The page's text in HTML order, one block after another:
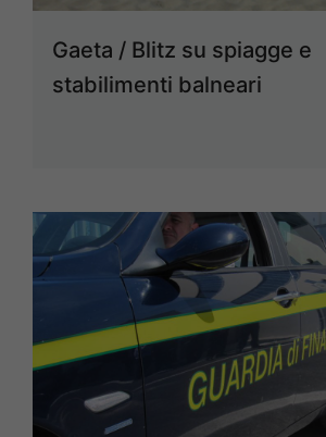
Gaeta / Blitz su spiagge e
stabilimenti balneari